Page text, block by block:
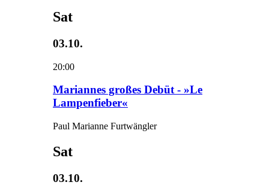
Sat
03.10.
20:00
Mariannes großes Debüt - »Le
Lampenfieber«
Paul Marianne Furtwängler
Sat
03.10.